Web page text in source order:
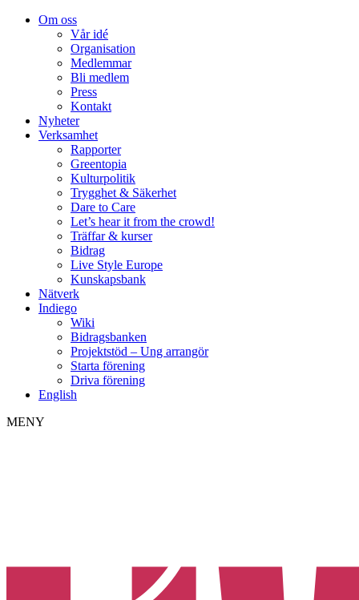
Om oss
Vår idé
Organisation
Medlemmar
Bli medlem
Press
Kontakt
Nyheter
Verksamhet
Rapporter
Greentopia
Kulturpolitik
Trygghet & Säkerhet
Dare to Care
Let’s hear it from the crowd!
Träffar & kurser
Bidrag
Live Style Europe
Kunskapsbank
Nätverk
Indiego
Wiki
Bidragsbanken
Projektstöd – Ung arrangör
Starta förening
Driva förening
English
MENY